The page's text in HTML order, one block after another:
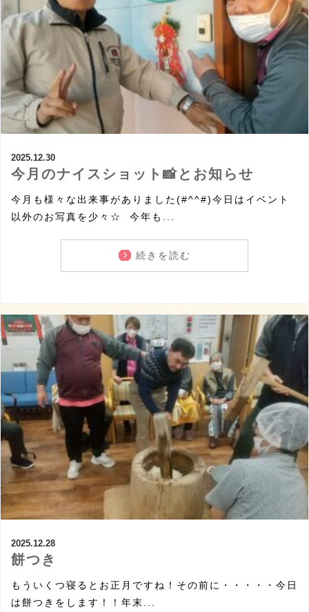
2025.12.30
今月のナイスショット📸とお知らせ
今月も様々な出来事がありました(#^^#)今日はイベント
以外のお写真を少々☆ 今年も...
続きを読む
2025.12.28
餅つき
もういくつ寝るとお正月ですね！その前に・・・・・今日
は餅つきをします！！年末...